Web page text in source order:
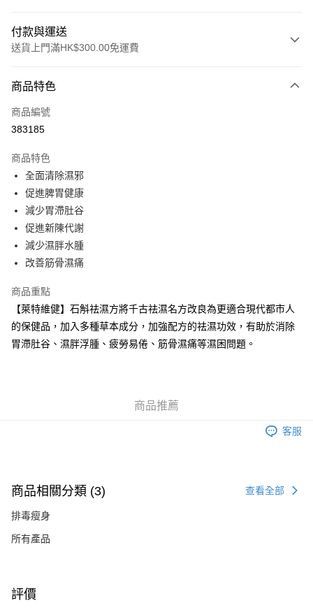
付款與運送
送貨上門滿HK$300.00免運費
信用卡
AlipayHK
其他轉帳方式
相關說明
【貨到付款】由順豐速運代收款項 簽收貨品後，將款項交給配送人員即可 *
注意「順豐智能櫃」是沒辦法貨到付款的。 【轉數快】可透過以下轉數快號
碼或銀行號碼付款，轉帳後請截圖WhatsApp 給我們確認！ FPS 編號 :
169818283 戶口名稱 : Wright Life Pharmaceuticaal Limited 客服
送貨方式
順豐快遞
每筆HK$50.00，滿HK$300.00或以上免運費
內地及澳門
商品特色
商品編號
383185
商品特色
全面清除濕邪
促進脾胃健康
減少胃滯肚谷
促進新陳代謝
減少濕胖水腫
改善筋骨濕痛
商品重點
【萊特維健】石斛祛濕方將千古祛濕名方改良為更適合現代都市人
的保健品，加入多種草本成分，加強配方的祛濕功效，有助於消除
胃滯肚谷、濕胖浮腫、疲勞易倦、筋骨濕痛等濕困問題。
商品推薦
客服
商品相關分類 (3) 查看全部
排毒瘦身
所有產品
評價